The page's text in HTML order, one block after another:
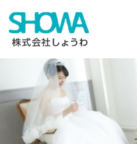
Skip
content